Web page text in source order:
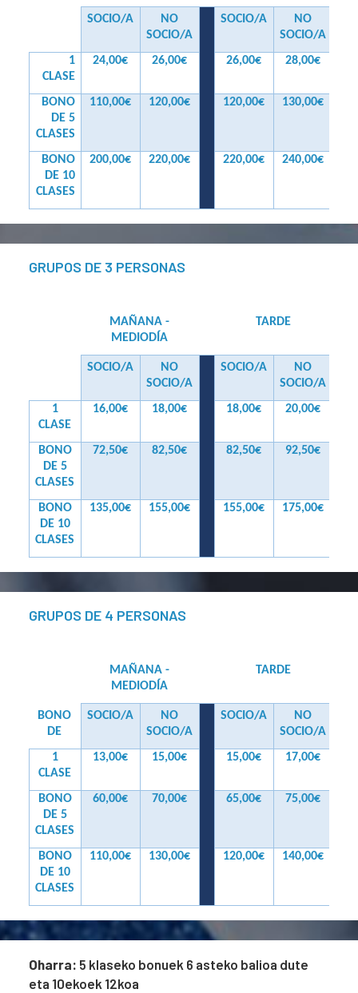
SOCIO/A
NO
SOCIO/A
SOCIO/A
NO
SOCIO/A
1
CLASE
24,00€ 26,00€ 26,00€ 28,00€
BONO
DE 5
CLASES
110,00€ 120,00€ 120,00€ 130,00€
BONO
DE 10
CLASES
200,00€ 220,00€ 220,00€ 240,00€
GRUPOS DE 3 PERSONAS
MAÑANA -
MEDIODÍA
TARDE
SOCIO/A
NO
SOCIO/A
SOCIO/A
NO
SOCIO/A
1
CLASE
16,00€ 18,00€ 18,00€ 20,00€
BONO
DE 5
CLASES
72,50€ 82,50€ 82,50€ 92,50€
BONO
DE 10
CLASES
135,00€ 155,00€ 155,00€ 175,00€
GRUPOS DE 4 PERSONAS
MAÑANA -
MEDIODÍA
TARDE
BONO
DE
SOCIO/A
NO
SOCIO/A
SOCIO/A
NO
SOCIO/A
1
CLASE
13,00€ 15,00€ 15,00€ 17,00€
BONO
DE 5
CLASES
60,00€ 70,00€ 65,00€ 75,00€
BONO
DE 10
CLASES
110,00€ 130,00€ 120,00€ 140,00€
Oharra: 5 klaseko bonuek 6 asteko balioa dute
eta 10ekoek 12koa